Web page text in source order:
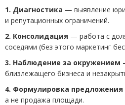
1. Диагностика — выявление
и репутационных ограничений.
2. Консолидация — работа с
соседями (без этого маркетинг
3. Наблюдение за окружением
близлежащего бизнеса и
4. Формулировка предложения
а не продажа площади.